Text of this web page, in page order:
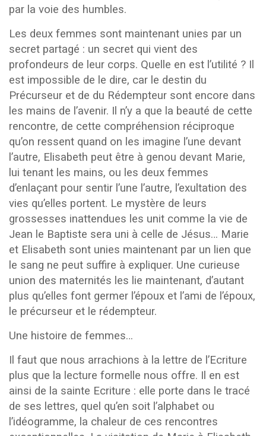
par la voie des humbles.
Les deux femmes sont maintenant unies par un
secret partagé : un secret qui vient des
profondeurs de leur corps. Quelle en est l’utilité ? Il
est impossible de le dire, car le destin du
Précurseur et de du Rédempteur sont encore dans
les mains de l’avenir. Il n’y a que la beauté de cette
rencontre, de cette compréhension réciproque
qu’on ressent quand on les imagine l’une devant
l’autre, Elisabeth peut être à genou devant Marie,
lui tenant les mains, ou les deux femmes
d’enlaçant pour sentir l’une l’autre, l’exultation des
vies qu’elles portent. Le mystère de leurs
grossesses inattendues les unit comme la vie de
Jean le Baptiste sera uni à celle de Jésus… Marie
et Elisabeth sont unies maintenant par un lien que
le sang ne peut suffire à expliquer. Une curieuse
union des maternités les lie maintenant, d’autant
plus qu’elles font germer l’époux et l’ami de l’époux,
le précurseur et le rédempteur.
Une histoire de femmes…
Il faut que nous arrachions à la lettre de l’Ecriture
plus que la lecture formelle nous offre. Il en est
ainsi de la sainte Ecriture : elle porte dans le tracé
de ses lettres, quel qu’en soit l’alphabet ou
l’idéogramme, la chaleur de ces rencontres